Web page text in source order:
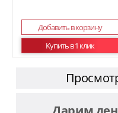
Добавить в корзину
Купить в 1 клик